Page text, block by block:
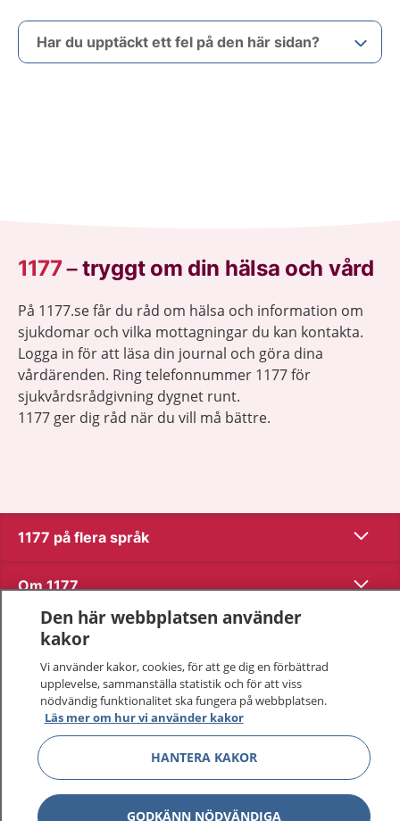
Har du upptäckt ett fel på den här sidan?
1177–tryggt om din hälsa och vård
På 1177.se får du råd om hälsa och information om
sjukdomar och vilka mottagningar du kan kontakta.
Logga in för att läsa din journal och göra dina
vårdärenden. Ring telefonnummer 1177 för
sjukvårdsrådgivning dygnet runt.
1177 ger dig råd när du vill må bättre.
1177 på flera språk Visa
Om 1177 Visa
Kontakt
Behandling av personuppgifter
Hantering av kakor
Inställningar för kakor
Den här webbplatsen använder
kakor
Vi använder kakor, cookies, för att ge dig en förbättrad
upplevelse, sammanställa statistik och för att viss
nödvändig funktionalitet ska fungera på webbplatsen.
Läs mer om hur vi använder kakor
HANTERA KAKOR
GODKÄNN NÖDVÄNDIGA